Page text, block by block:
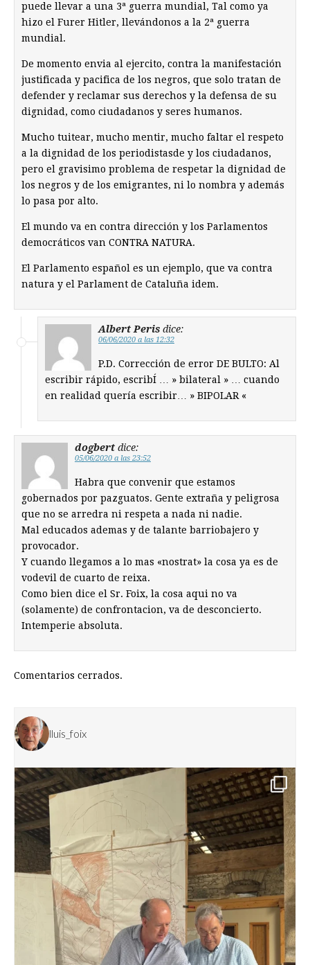
puede llevar a una 3ª guerra mundial, Tal como ya
hizo el Furer Hitler, llevándonos a la 2ª guerra
mundial.
De momento envia al ejercito, contra la manifestación
justificada y pacifica de los negros, que solo tratan de
defender y reclamar sus derechos y la defensa de su
dignidad, como ciudadanos y seres humanos.
Mucho tuitear, mucho mentir, mucho faltar el respeto
a la dignidad de los periodistasde y los ciudadanos,
pero el gravisimo problema de respetar la dignidad de
los negros y de los emigrantes, ni lo nombra y además
lo pasa por alto.
El mundo va en contra dirección y los Parlamentos
democráticos van CONTRA NATURA.
El Parlamento español es un ejemplo, que va contra
natura y el Parlament de Cataluña idem.
Albert Peris dice:
06/06/2020 a las 12:32
P.D. Corrección de error DE BULTO: Al
escribir rápido, escribÍ … » bilateral » … cuando
en realidad quería escribir… » BIPOLAR «
dogbert dice:
05/06/2020 a las 23:52
Habra que convenir que estamos
gobernados por pazguatos. Gente extraña y peligrosa
que no se arredra ni respeta a nada ni nadie.
Mal educados ademas y de talante barriobajero y
provocador.
Y cuando llegamos a lo mas «nostrat» la cosa ya es de
vodevil de cuarto de reixa.
Como bien dice el Sr. Foix, la cosa aqui no va
(solamente) de confrontacion, va de desconcierto.
Intemperie absoluta.
Comentarios cerrados.
lluis_foix